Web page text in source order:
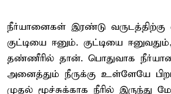
நீர்யானைகள் இரண்டு வருடத்திற்கு
குட்டியை ஈனும். குட்டியை
தண்ணீரில் தான். பொதுவாக
அனைத்தும் நீருக்கு உள்ளேயே
முதல் மூச்சுக்காக நீரில் இருந்து